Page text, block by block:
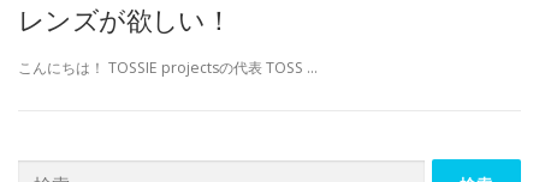
レンズが欲しい！
こんにちは！ TOSSIE projectsの代表 TOSS …